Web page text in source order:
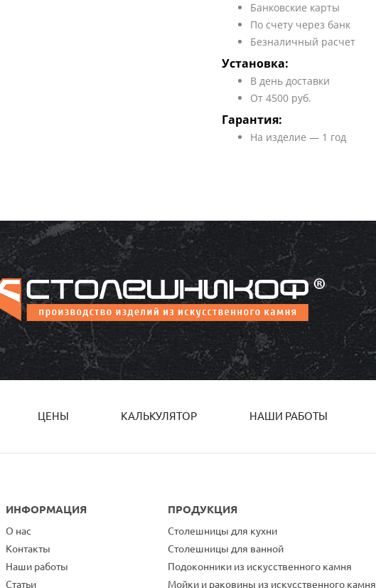
Банковские карты
По счету через банк
Безналичный расчет
Установка:
В день доставки
От 4500 руб.
Гарантия:
На изделие — 1 год
ЦЕНЫ КАЛЬКУЛЯТОР НАШИ РАБОТЫ
ИНФОРМАЦИЯ
О нас
Контакты
Наши работы
Статьи
ПРОДУКЦИЯ
Столешницы для кухни
Столешницы для ванной
Подоконники из искусственного камня
Мойки и раковины из искусственного камня